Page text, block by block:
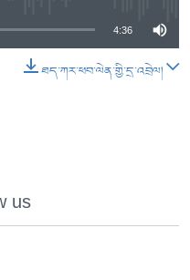
4:36
ཐད་ཀར་ཕབ་ལེན་གྱི་དྲ་འབྲེལ།
us